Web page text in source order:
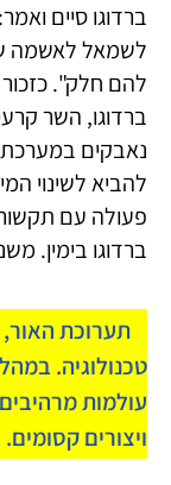
ברדוגו סיים
לשמאל לאשמה
להם חלק".
ברדוגו, השר
נאבקים
להביא לשינוי
פעולה עם
ברדוגו בימין.
תערוכת
טכנולוגיה.
עולמות
ויצורים